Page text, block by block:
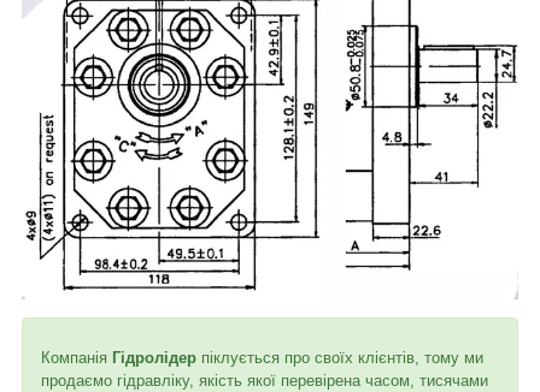
Компанія Гідролідер піклується про своїх клієнтів, тому ми
продаємо гідравліку, якість якої перевірена часом, тисячами